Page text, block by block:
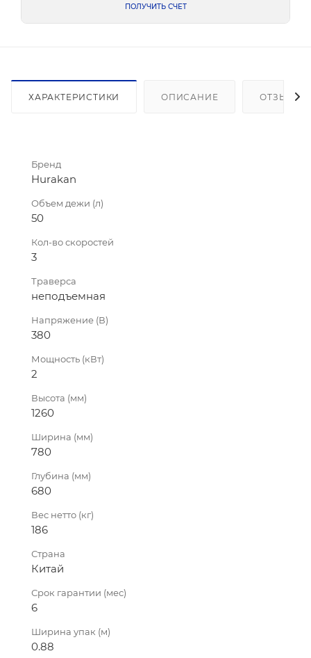
ПОЛУЧИТЬ СЧЕТ
ХАРАКТЕРИСТИКИ ОПИСАНИЕ ОТЗЫВЫ
Бренд
Hurakan
Объем дежи (л)
50
Кол-во скоростей
3
Траверса
неподъемная
Напряжение (В)
380
Мощность (кВт)
2
Высота (мм)
1260
Ширина (мм)
780
Глубина (мм)
680
Вес нетто (кг)
186
Страна
Китай
Срок гарантии (мес)
6
Ширина упак (м)
0.88